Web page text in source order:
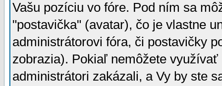
Vašu pozíciu vo fóre. Pod ním sa
"postavička" (avatar), čo je vlastne
administrátorovi fóra, či postavičky
zobrazia). Pokiaľ nemôžete
administrátori zakázali, a Vy by ste